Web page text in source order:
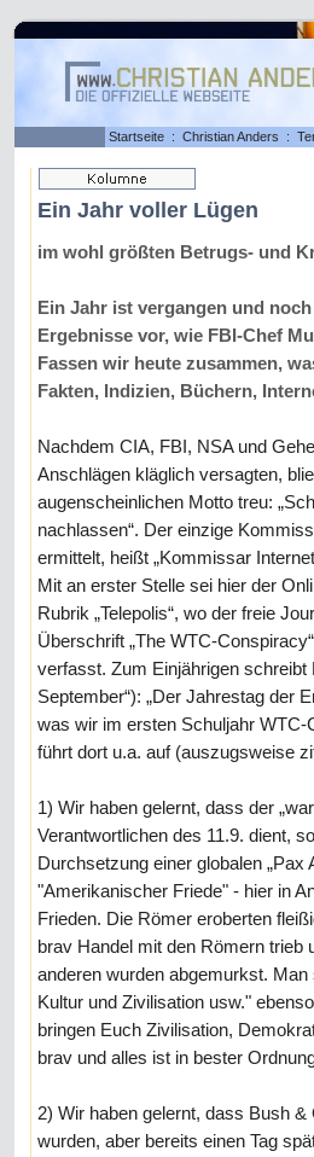
Startseite : Christian Anders :
Ein Jahr voller Lügen
im wohl größten Betrugs- und
Ein Jahr ist vergangen und
Ergebnisse vor, wie FBI-Chef
Fassen wir heute zusammen,
Fakten, Indizien, Büchern,
Nachdem CIA, FBI, NSA und
Anschlägen kläglich versagten,
augenscheinlichen Motto treu:
nachlassen“. Der einzige
ermittelt, heißt „Kommissar
Mit an erster Stelle sei hier der
Rubrik „Telepolis“, wo der freie
Überschrift „The WTC-
verfasst. Zum Einjährigen schreibt
September“): „Der Jahrestag der
was wir im ersten Schuljahr
führt dort u.a. auf (auszugsweise
1) Wir haben gelernt, dass der
Verantwortlichen des 11.9. dient,
Durchsetzung einer globalen
"Amerikanischer Friede" - hier in
Frieden. Die Römer eroberten
brav Handel mit den Römern trieb
anderen wurden abgemurkst.
Kultur und Zivilisation usw."
bringen Euch Zivilisation,
brav und alles ist in bester
2) Wir haben gelernt, dass Bush
wurden, aber bereits einen Tag